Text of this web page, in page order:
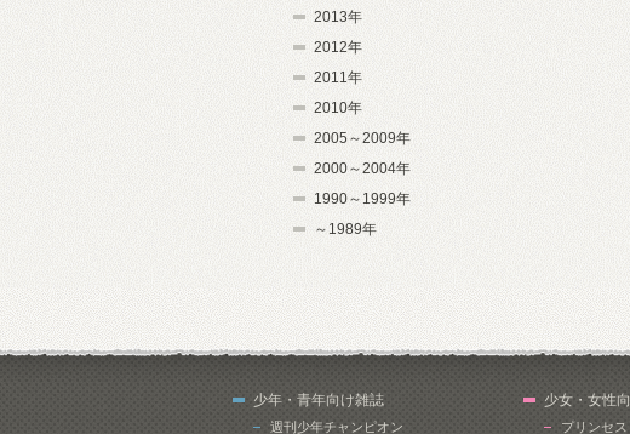
2013年
2012年
2011年
2010年
2005～2009年
2000～2004年
1990～1999年
～1989年
少年・青年向け雑誌
週刊少年チャンピオン
少女・女性
プリンセス